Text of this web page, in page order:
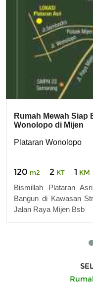
Rumah Mewah Siap
Wonolopo di Mijen
Plataran Wonolopo
120 m2 2 KT 1 KM
Bismillah Plataran
Bangun di Kawasan
Jalan Raya Mijen Bsb